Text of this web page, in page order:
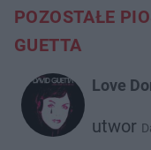
POZOSTAŁE
GUETTA
Love
utwor